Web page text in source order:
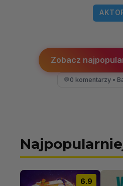
Zobacz
💬 0 komentarzy •
6.9